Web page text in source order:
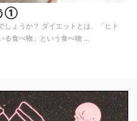
①
しょうか？ ダイエットとは、「ヒト
る食べ物」という食べ物 ...